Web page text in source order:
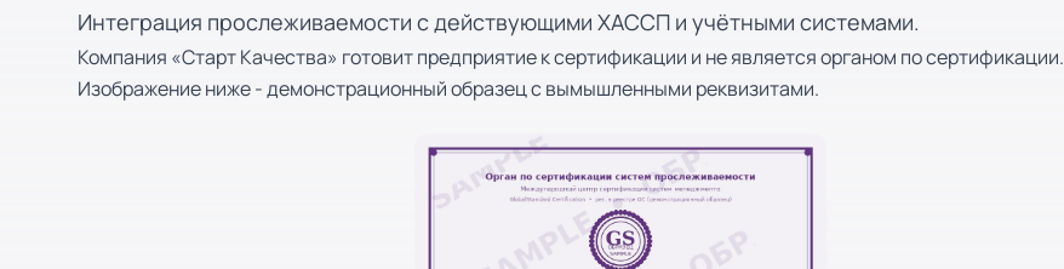
Интеграция прослеживаемости с действующими ХАССП и учётными системами.
Компания «Старт Качества» готовит предприятие к сертификации и не является органом по сертификации.
Изображение ниже - демонстрационный образец с вымышленными реквизитами.